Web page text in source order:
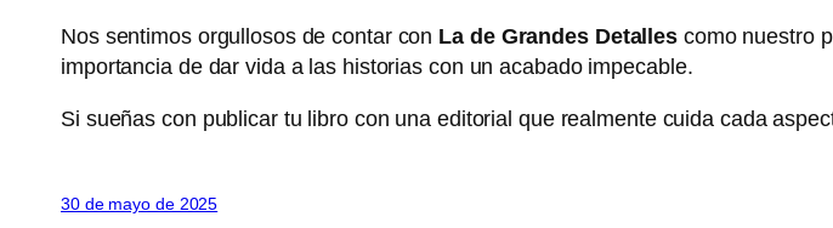
Nos sentimos orgullosos de contar con La de Grandes Detalles como nuestro
importancia de dar vida a las historias con un acabado impecable.
Si sueñas con publicar tu libro con una editorial que realmente cuida cada
30 de mayo de 2025